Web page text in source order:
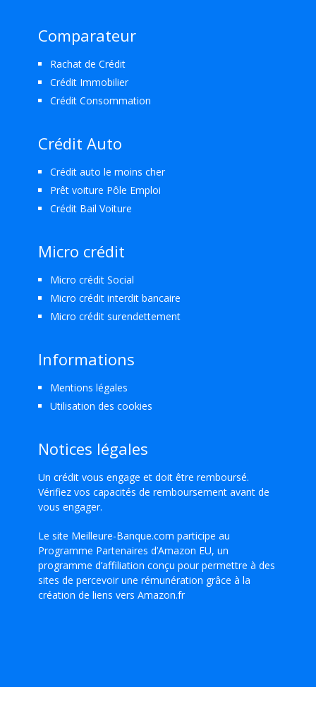
Comparateur
Rachat de Crédit
Crédit Immobilier
Crédit Consommation
Crédit Auto
Crédit auto le moins cher
Prêt voiture Pôle Emploi
Crédit Bail Voiture
Micro crédit
Micro crédit Social
Micro crédit interdit bancaire
Micro crédit surendettement
Informations
Mentions légales
Utilisation des cookies
Notices légales
Un crédit vous engage et doit être remboursé.
Vérifiez vos capacités de remboursement avant de
vous engager.
Le site Meilleure-Banque.com participe au
Programme Partenaires d’Amazon EU, un
programme d’affiliation conçu pour permettre à des
sites de percevoir une rémunération grâce à la
création de liens vers Amazon.fr